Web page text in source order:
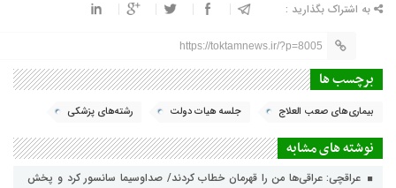
به اشتراک بگذارید :
https://toktamnews.ir/?p=8005
برچسب ها
بیماری‌های صعب العلاج جلسه هیات دولت رشته‌های پزشکی
نوشته های مشابه
عراقچی: عراقی‌ها من را قهرمان خطاب کردند/ صداوسیما سانسور کرد و پخش